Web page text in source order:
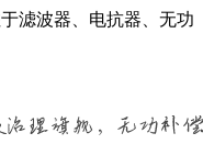
滤波器、电抗器、无功